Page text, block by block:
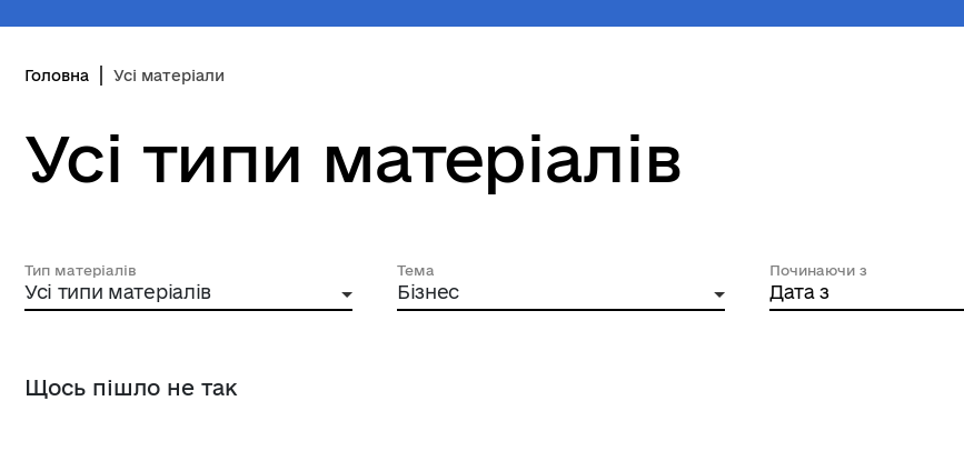
Головна Усі матеріали
Усі типи матеріалів
Тип матеріалів
Усі типи матеріалів
Тема
Бізнес
Починаючи з
Щось пішло не так